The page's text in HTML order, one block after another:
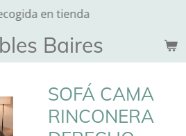
Baires
en tienda
SOFÁ CAMA
RINCONERA